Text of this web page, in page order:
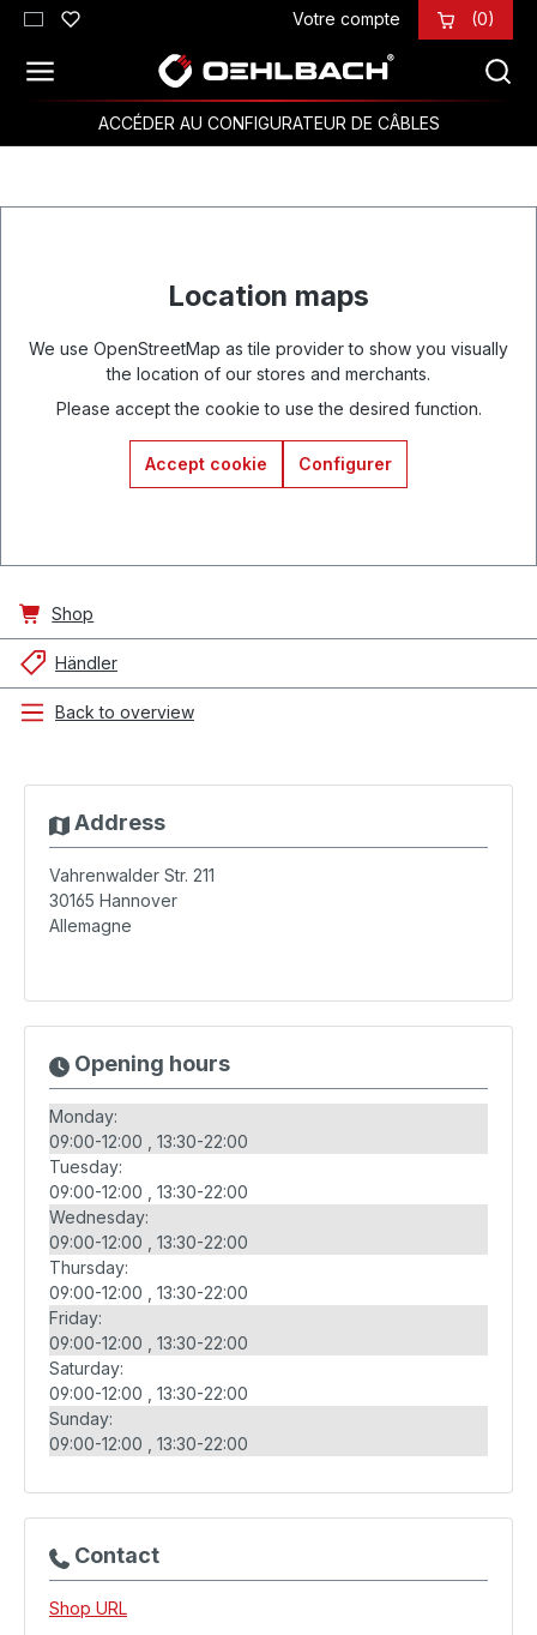
Passer au contenu principal Votre compte (0)
ACCÉDER AU CONFIGURATEUR DE CÂBLES
Location maps
We use OpenStreetMap as tile provider to show you visually
the location of our stores and merchants.
Please accept the cookie to use the desired function.
Accept cookie Configurer
Shop
Händler
Back to overview
Address
Vahrenwalder Str. 211
30165 Hannover
Allemagne
Opening hours
Monday:
09:00-12:00
13:30-22:00
Tuesday:
09:00-12:00
13:30-22:00
Wednesday:
09:00-12:00
13:30-22:00
Thursday:
09:00-12:00
13:30-22:00
Friday:
09:00-12:00
13:30-22:00
Saturday:
09:00-12:00
13:30-22:00
Sunday:
09:00-12:00
13:30-22:00
Contact
Shop URL